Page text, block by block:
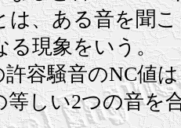
、ある音を聞こ
る現象をいう。
容騒音のNC値は
しい2つの音を